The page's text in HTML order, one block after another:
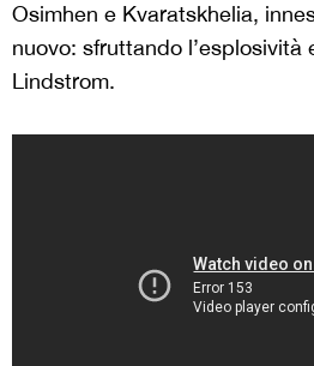
Osimhen e Kvaratskhelia,
nuovo: sfruttando l’esplosività
Lindstrom.